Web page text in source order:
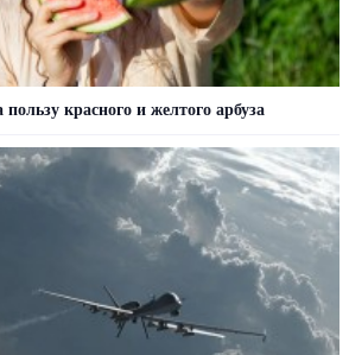
красного и желтого арбуза